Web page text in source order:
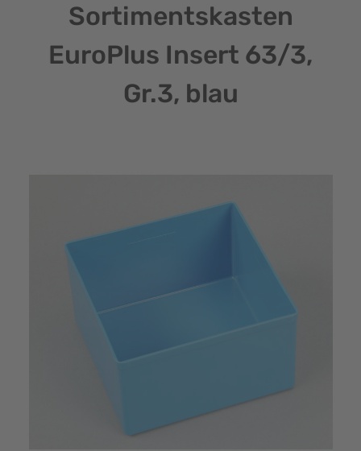
Sortimentskasten
EuroPlus Insert 63/3,
Gr.3, blau